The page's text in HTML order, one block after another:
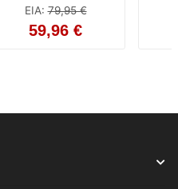
EIA:79,95 €
59,96 €